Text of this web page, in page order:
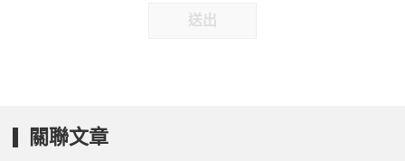
送出
關聯文章